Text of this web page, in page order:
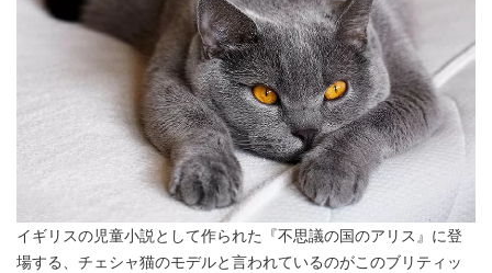
イギリスの児童小説として作られた『不思議の国のアリス』に登
場する、チェシャ猫のモデルと言われているのがこのブリティッ